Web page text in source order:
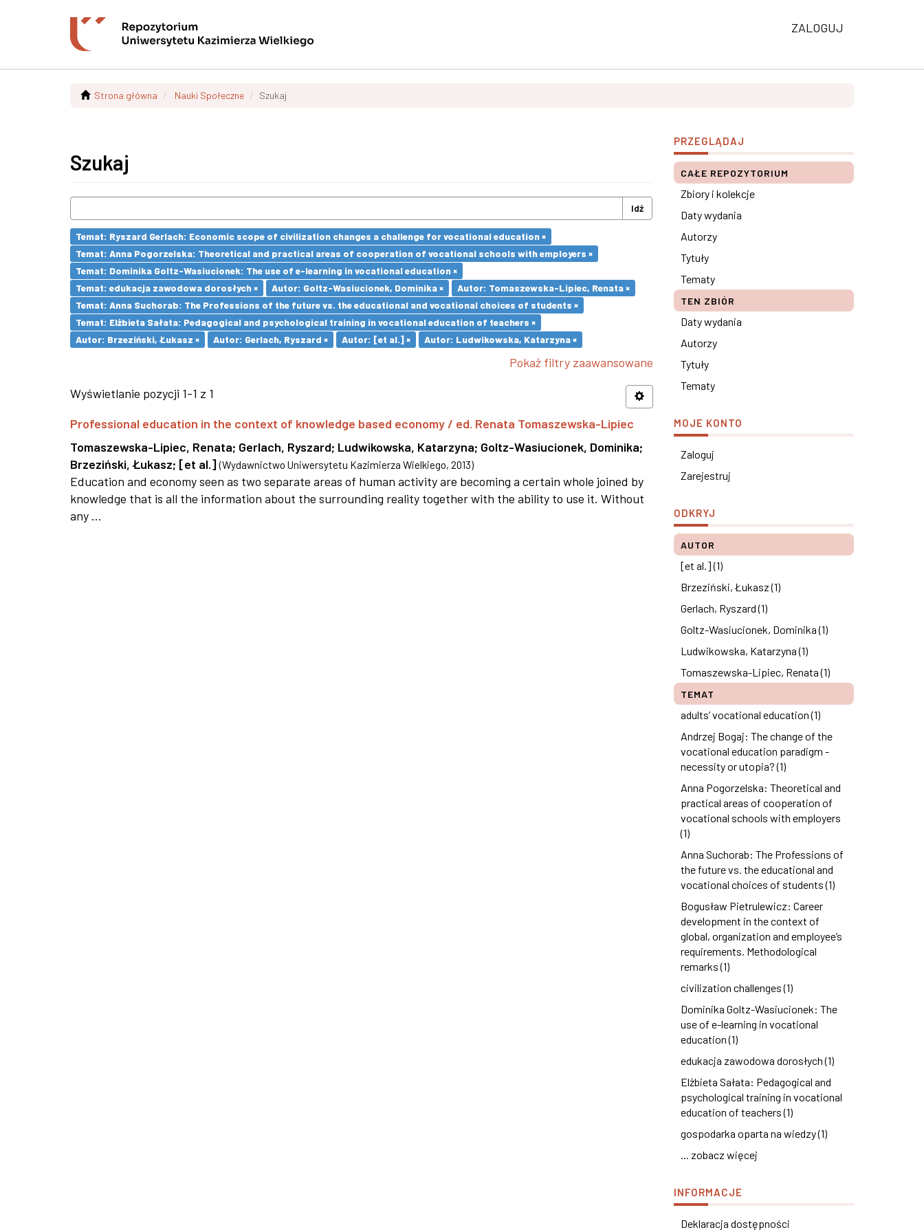
ZALOGUJ
Strona główna Nauki Społeczne Szukaj
Szukaj
Idź
Temat: Ryszard Gerlach: Economic scope of civilization changes a challenge for vocational education ×
Temat: Anna Pogorzelska: Theoretical and practical areas of cooperation of vocational schools with employers ×
Temat: Dominika Goltz-Wasiucionek: The use of e-learning in vocational education ×
Temat: edukacja zawodowa dorosłych ×
Autor: Goltz-Wasiucionek, Dominika ×
Autor: Tomaszewska-Lipiec, Renata ×
Temat: Anna Suchorab: The Professions of the future vs. the educational and vocational choices of students ×
Temat: Elżbieta Sałata: Pedagogical and psychological training in vocational education of teachers ×
Autor: Brzeziński, Łukasz ×
Autor: Gerlach, Ryszard × Autor: [et al.] × Autor: Ludwikowska, Katarzyna ×
Pokaż filtry zaawansowane
Wyświetlanie pozycji 1-1 z 1
Professional education in the context of knowledge based economy / ed. Renata Tomaszewska-Lipiec
Tomaszewska-Lipiec, Renata; Gerlach, Ryszard; Ludwikowska, Katarzyna; Goltz-Wasiucionek, Dominika;
Brzeziński, Łukasz; [et al.] (Wydawnictwo Uniwersytetu Kazimierza Wielkiego, 2013)
Education and economy seen as two separate areas of human activity are becoming a certain whole joined by
knowledge that is all the information about the surrounding reality together with the ability to use it. Without
any ...
PRZEGLĄDAJ
CAŁE REPOZYTORIUM
Zbiory i kolekcje
Daty wydania
Autorzy
Tytuły
Tematy
TEN ZBIÓR
Daty wydania
Autorzy
Tytuły
Tematy
MOJE KONTO
Zaloguj
Zarejestruj
ODKRYJ
AUTOR
[et al.] (1)
Brzeziński, Łukasz (1)
Gerlach, Ryszard (1)
Goltz-Wasiucionek, Dominika (1)
Ludwikowska, Katarzyna (1)
Tomaszewska-Lipiec, Renata (1)
TEMAT
adults’ vocational education (1)
Andrzej Bogaj: The change of the
vocational education paradigm -
necessity or utopia? (1)
Anna Pogorzelska: Theoretical and
practical areas of cooperation of
vocational schools with employers
(1)
Anna Suchorab: The Professions of
the future vs. the educational and
vocational choices of students (1)
Bogusław Pietrulewicz: Career
development in the context of
global, organization and employee’s
requirements. Methodological
remarks (1)
civilization challenges (1)
Dominika Goltz-Wasiucionek: The
use of e-learning in vocational
education (1)
edukacja zawodowa dorosłych (1)
Elżbieta Sałata: Pedagogical and
psychological training in vocational
education of teachers (1)
gospodarka oparta na wiedzy (1)
... zobacz więcej
INFORMACJE
Deklaracja dostępności